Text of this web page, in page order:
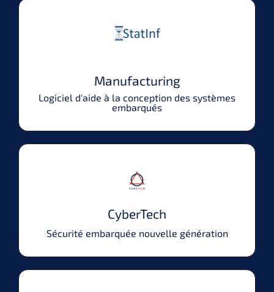
Manufacturing
Logiciel d'aide à la conception des systèmes
embarqués
CyberTech
Sécurité embarquée nouvelle génération